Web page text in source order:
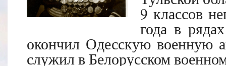
9 классов
года в
окончил Одесскую военную
служил в Белорусском